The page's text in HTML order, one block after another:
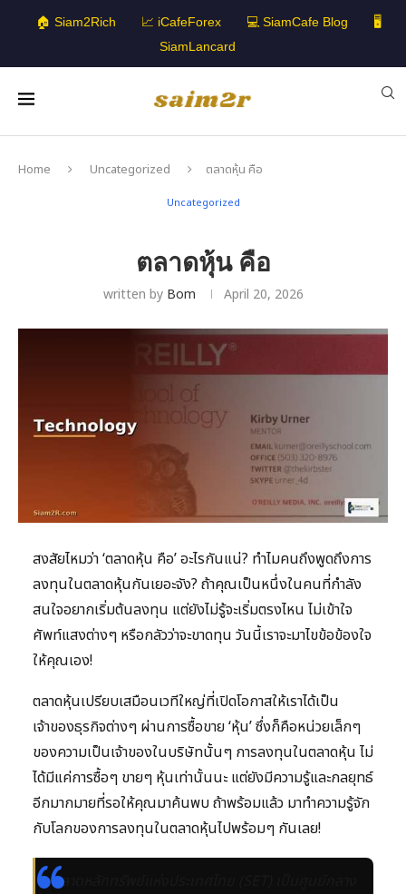
🏠 Siam2Rich 📈 iCafeForex 💻 SiamCafe Blog
🖥️
SiamLancard
Home Uncategorized ตลาดหุ้น คือ
Uncategorized
ตลาดหุ้น คือ
written by Bom April 20, 2026
สงสัยไหมว่า ‘ตลาดหุ้น คือ’ อะไรกันแน่? ทำไมคนถึงพูดถึงการ
ลงทุนในตลาดหุ้นกันเยอะจัง? ถ้าคุณเป็นหนึ่งในคนที่กำลัง
สนใจอยากเริ่มต้นลงทุน แต่ยังไม่รู้จะเริ่มตรงไหน ไม่เข้าใจ
ศัพท์แสงต่างๆ หรือกลัวว่าจะขาดทุน วันนี้เราจะมาไขข้อข้องใจ
ให้คุณเอง!
ตลาดหุ้นเปรียบเสมือนเวทีใหญ่ที่เปิดโอกาสให้เราได้เป็น
เจ้าของธุรกิจต่างๆ ผ่านการซื้อขาย ‘หุ้น’ ซึ่งก็คือหน่วยเล็กๆ
ของความเป็นเจ้าของในบริษัทนั้นๆ การลงทุนในตลาดหุ้น ไม่
ได้มีแค่การซื้อๆ ขายๆ หุ้นเท่านั้นนะ แต่ยังมีความรู้และกลยุทธ์
อีกมากมายที่รอให้คุณมาค้นพบ ถ้าพร้อมแล้ว มาทำความรู้จัก
กับโลกของการลงทุนในตลาดหุ้นไปพร้อมๆ กันเลย!
ตลาดหลักทรัพย์แห่งประเทศไทย (SET) เป็นศูนย์กลาง